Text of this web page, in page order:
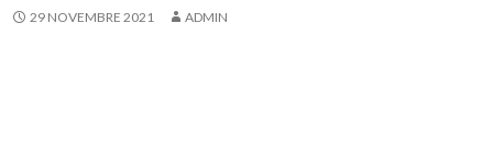
29 NOVEMBRE 2021 ADMIN